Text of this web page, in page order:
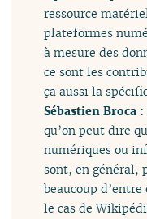
ressource
plateformes
à mesure des
ce sont les
ça aussi la
Sébastien Broca :
qu’on peut dire
numériques ou
sont, en général,
beaucoup d’entre
le cas de